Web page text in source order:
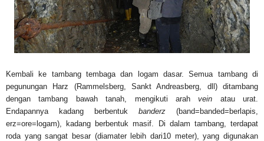
Kembali ke tambang tembaga dan logam dasar. Semua tambang di
pegunungan Harz (Rammelsberg, Sankt Andreasberg, dll) ditambang
dengan tambang bawah tanah, mengikuti arahvein atau urat.
Endapannya kadang berbentuk banderz (band=banded=berlapis,
erz=ore=logam), kadang berbentuk masif. Di dalam tambang, terdapat
roda yang sangat besar (diamater lebih dari10 meter), yang digunakan